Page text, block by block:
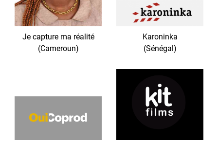
Je capture ma réalité
(Cameroun)
Karoninka
(Sénégal)